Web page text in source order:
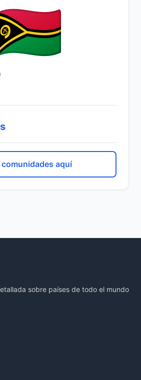
comunidades aquí
sobre países de todo el mundo